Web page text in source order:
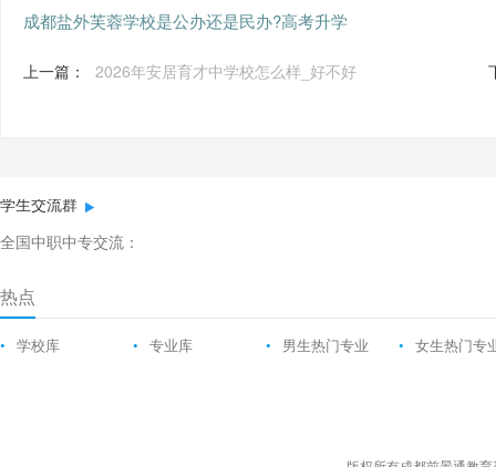
成都盐外芙蓉学校是公办还是民办?高考升学
上一篇： 2026年安居育才中学校怎么样_好不好
学生交流群
全国中职中专交流：
热点
• 学校库 • 专业库 • 男生热门专业 • 女生热门专